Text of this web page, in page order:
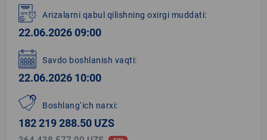
1
of
6
Arizalarni qabul qilishning oxirgi muddati:
22.06.2026 09:00
Savdo boshlanish vaqti:
22.06.2026 10:00
Boshlang‘ich narxi:
182 219 288.50 UZS